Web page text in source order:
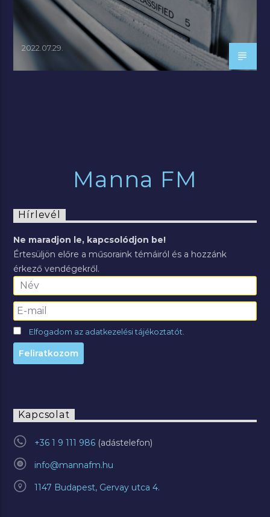
2022.07.29.
Manna FM
Hírlevél
Ne maradjon le, kapcsolódjon be!
Értesüljön előre a műsoraink témáiról és a hozzánk
érkező vendégekről.
Elfogadom az adatkezelési tájékoztatót.
Kapcsolat
+36 1 9 111 986
info@mannafm.hu
1147 Budapest, Gervay utca 4.